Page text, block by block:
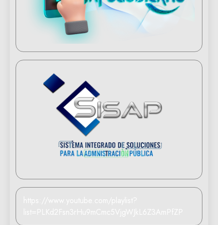
https://www.youtube.com/playlist?
list=PLKd2Fsn3rHu9mCmc5VjgWJkL6Z3AmPfZP